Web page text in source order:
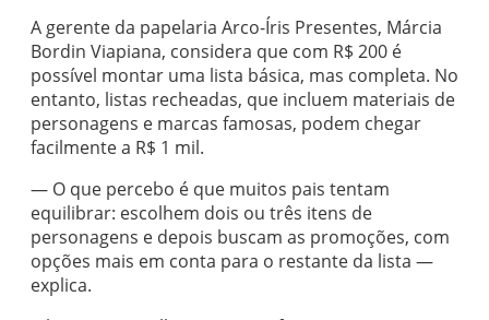
A gerente da papelaria Arco-Íris Presentes, Márcia
Bordin Viapiana, considera que com R$ 200 é
possível montar uma lista básica, mas completa. No
entanto, listas recheadas, que incluem materiais de
personagens e marcas famosas, podem chegar
facilmente a R$ 1 mil.
— O que percebo é que muitos pais tentam
equilibrar: escolhem dois ou três itens de
personagens e depois buscam as promoções, com
opções mais em conta para o restante da lista —
explica.